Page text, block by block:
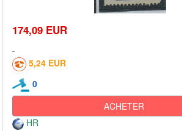
174,09 EUR
5,24 EUR
0
ACHETER
HR